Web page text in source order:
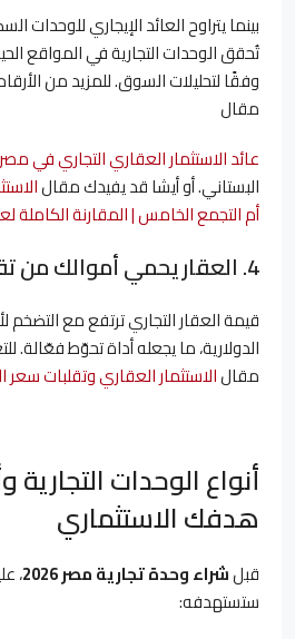
وفقًا لتحليلات السوق. للمزيد من
مقال
عائد الاستثمار العقاري التجاري في
البستاني. أو أيشا قد يفيدك مقال
أم التجمع الخامس | المقارنة الكاملة لعام
4. العقار يحمي أموالك من تقلبات سعر الصرف
قيمة العقار التجاري ترتفع مع التضخم
الدولارية، ما يجعله أداة تحوّط فعّالة.
مقالالاستثمار العقاري وتقلبات
أنواع الوحدات التجارية
هدفك الاستثماري
قبلشراء وحدة تجارية مصر 2026
،
ستستهدفه: